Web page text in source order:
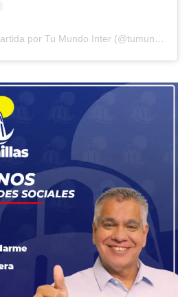
por Tu Mundo Inter (@tumundointer)